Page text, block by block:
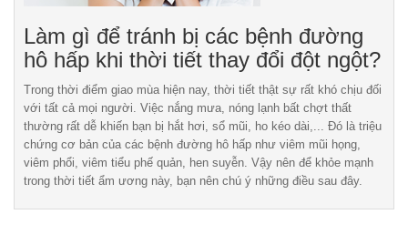
Làm gì để tránh bị các bệnh đường
hô hấp khi thời tiết thay đổi đột ngột?
Trong thời điểm giao mùa hiện nay, thời tiết thật sự rất khó chịu đối
với tất cả mọi người. Việc nắng mưa, nóng lạnh bất chợt thất
thường rất dễ khiến bạn bị hắt hơi, sổ mũi, ho kéo dài,... Đó là triệu
chứng cơ bản của các bệnh đường hô hấp như viêm mũi họng,
viêm phổi, viêm tiểu phế quản, hen suyễn. Vậy nên để khỏe mạnh
trong thời tiết ẩm ương này, bạn nên chú ý những điều sau đây.